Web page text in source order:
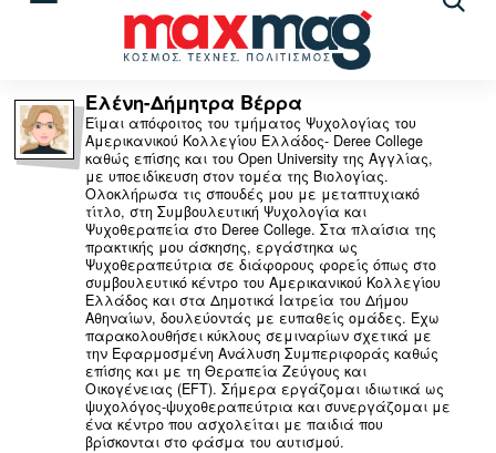
Ελένη-Δήμητρα Βέρρα
Είμαι απόφοιτος του τμήματος Ψυχολογίας του
Αμερικανικού Κολλεγίου Ελλάδος- Deree College
καθώς επίσης και του Οpen University της Αγγλίας,
με υποειδίκευση στον τομέα της Βιολογίας.
Ολοκλήρωσα τις σπουδές μου με μεταπτυχιακό
τίτλο, στη Συμβουλευτική Ψυχολογία και
Ψυχοθεραπεία στο Deree College. Στα πλαίσια της
πρακτικής μου άσκησης, εργάστηκα ως
Ψυχοθεραπεύτρια σε διάφορους φορείς όπως στο
συμβουλευτικό κέντρο του Αμερικανικού Κολλεγίου
Ελλάδος και στα Δημοτικά Ιατρεία του Δήμου
Αθηναίων, δουλεύοντάς με ευπαθείς ομάδες. Έχω
παρακολουθήσει κύκλους σεμιναρίων σχετικά με
την Εφαρμοσμένη Ανάλυση Συμπεριφοράς καθώς
επίσης και με τη Θεραπεία Ζεύγους και
Οικογένειας (EFT). Σήμερα εργάζομαι ιδιωτικά ως
ψυχολόγος-ψυχοθεραπεύτρια και συνεργάζομαι με
ένα κέντρο που ασχολείται με παιδιά που
βρίσκονται στο φάσμα του αυτισμού.